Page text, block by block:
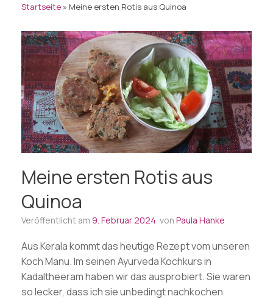
Startseite » Meine ersten Rotis aus Quinoa
Meine ersten Rotis aus
Quinoa
Veröffentlicht am 9. Februar 2024 von Paula Hanke
Aus Kerala kommt das heutige Rezept vom unseren
Koch Manu. Im seinen Ayurveda Kochkurs in
Kadaltheeram haben wir das ausprobiert. Sie waren
so lecker, dass ich sie unbedingt nachkochen